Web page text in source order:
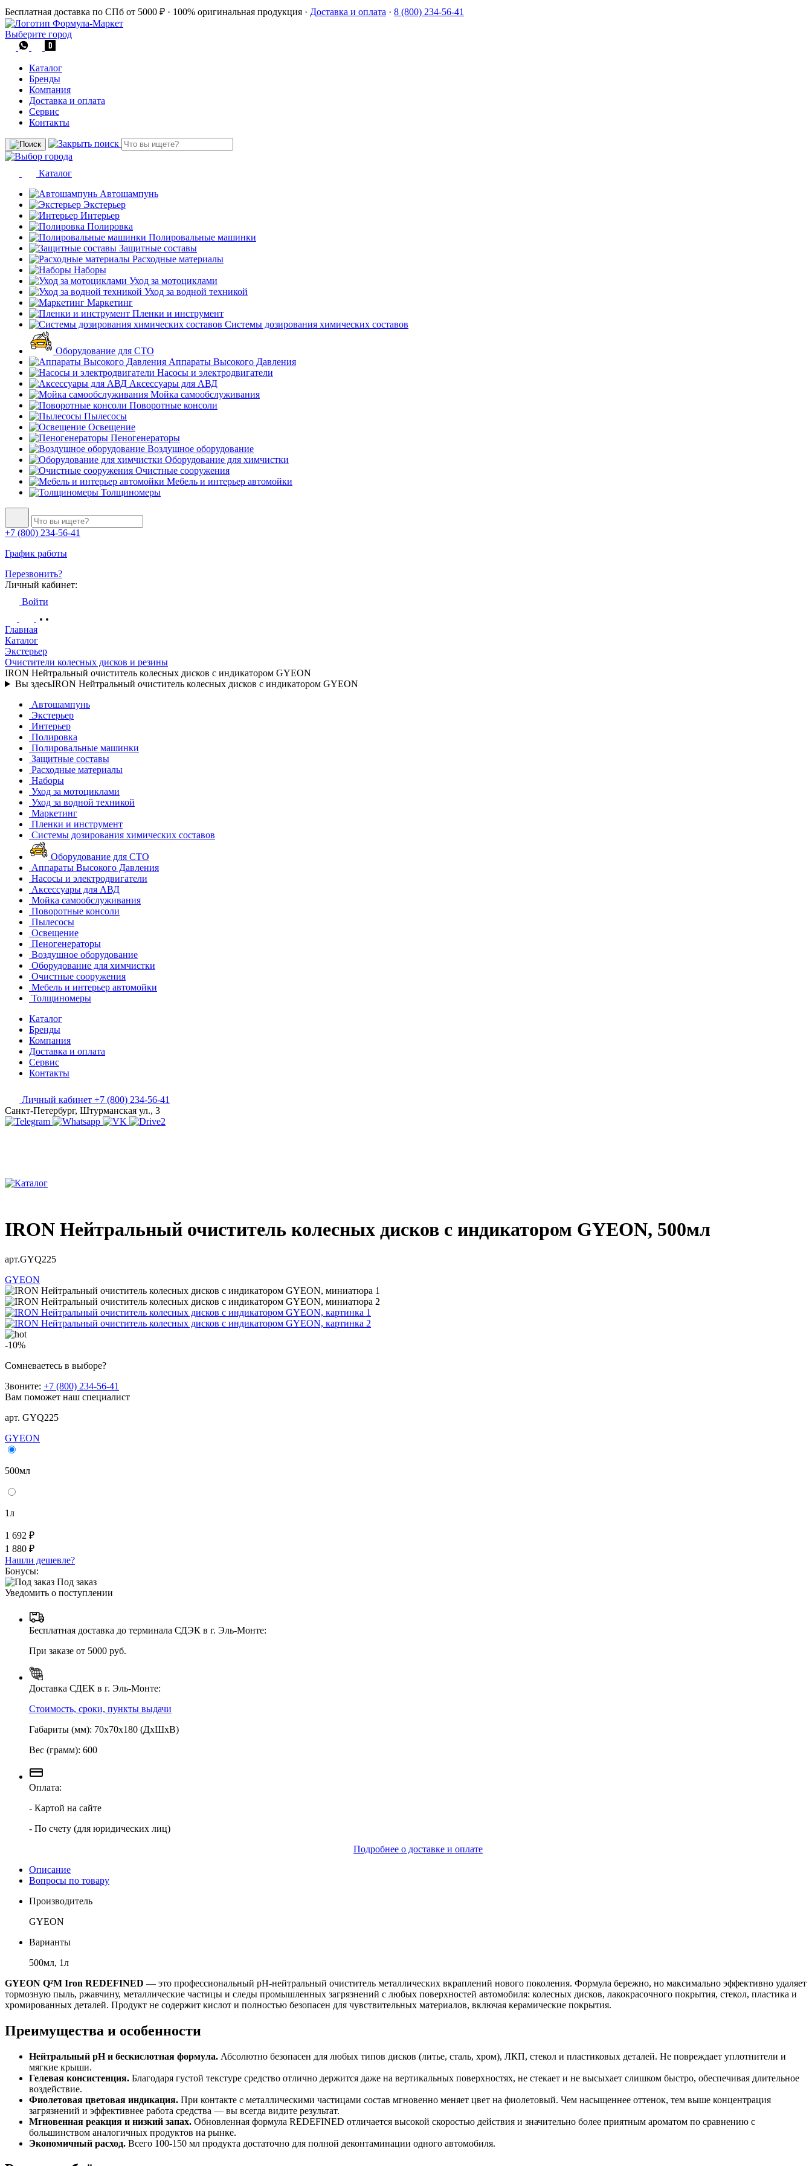
Бесплатная доставка по СПб от 5000 ₽ · 100% оригинальная продукция · Доставка и оплата · 8 (800) 234-56-41
Выберите город
Каталог
Бренды
Компания
Доставка и оплата
Сервис
Контакты
Каталог
Автошампунь
Экстерьер
Интерьер
Полировка
Полировальные машинки
Защитные составы
Расходные материалы
Наборы
Уход за мотоциклами
Уход за водной техникой
Маркетинг
Пленки и инструмент
Системы дозирования химических составов
Оборудование для СТО
Аппараты Высокого Давления
Насосы и электродвигатели
Аксессуары для АВД
Мойка самообслуживания
Поворотные консоли
Пылесосы
Освещение
Пеногенераторы
Воздушное оборудование
Оборудование для химчистки
Очистные сооружения
Мебель и интерьер автомойки
Толщиномеры
+7 (800) 234-56-41
График работы
Перезвонить?
Личный кабинет:
Войти
Главная
Каталог
Экстерьер
Очистители колесных дисков и резины
IRON Нейтральный очиститель колесных дисков с индикатором GYEON
Вы здесьIRON Нейтральный очиститель колесных дисков с индикатором GYEON
Автошампунь
Экстерьер
Интерьер
Полировка
Полировальные машинки
Защитные составы
Расходные материалы
Наборы
Уход за мотоциклами
Уход за водной техникой
Маркетинг
Пленки и инструмент
Системы дозирования химических составов
Оборудование для СТО
Аппараты Высокого Давления
Насосы и электродвигатели
Аксессуары для АВД
Мойка самообслуживания
Поворотные консоли
Пылесосы
Освещение
Пеногенераторы
Воздушное оборудование
Оборудование для химчистки
Очистные сооружения
Мебель и интерьер автомойки
Толщиномеры
Каталог
Бренды
Компания
Доставка и оплата
Сервис
Контакты
Личный кабинет +7 (800) 234-56-41
Санкт-Петербург, Штурманская ул., 3
IRON Нейтральный очиститель колесных дисков с индикатором GYEON, 500мл
арт.GYQ225
GYEON
-10%
Сомневаетесь в выборе?
Звоните: +7 (800) 234-56-41
Вам поможет наш специалист
арт. GYQ225
GYEON
500мл
1л
1 692 ₽
1 880 ₽
Нашли дешевле?
Бонусы:
Под заказ
Уведомить о поступлении
Бесплатная доставка до терминала СДЭК в г. Эль-Монте:
При заказе от 5000 руб.
Доставка СДЕК в г. Эль-Монте:
Стоимость, сроки, пункты выдачи
Габариты (мм): 70х70х180 (ДхШхВ)
Вес (грамм): 600
Оплата:
- Картой на сайте
- По счету (для юридических лиц)
Подробнее о доставке и оплате
Описание
Вопросы по товару
Производитель
GYEON
Варианты
500мл, 1л
GYEON Q²M Iron REDEFINED — это профессиональный pH-нейтральный очиститель металлических вкраплений нового поколения. Формула бережно, но максимально эффективно удаляет
тормозную пыль, ржавчину, металлические частицы и следы промышленных загрязнений с любых поверхностей автомобиля: колесных дисков, лакокрасочного покрытия, стекол, пластика и
хромированных деталей. Продукт не содержит кислот и полностью безопасен для чувствительных материалов, включая керамические покрытия.
Преимущества и особенности
Нейтральный pH и бескислотная формула. Абсолютно безопасен для любых типов дисков (литье, сталь, хром), ЛКП, стекол и пластиковых деталей. Не повреждает уплотнители и
мягкие крыши.
Гелевая консистенция. Благодаря густой текстуре средство отлично держится даже на вертикальных поверхностях, не стекает и не высыхает слишком быстро, обеспечивая длительное
воздействие.
Фиолетовая цветовая индикация. При контакте с металлическими частицами состав мгновенно меняет цвет на фиолетовый. Чем насыщеннее оттенок, тем выше концентрация
загрязнений и эффективнее работа средства — вы всегда видите результат.
Мгновенная реакция и низкий запах. Обновленная формула REDEFINED отличается высокой скоростью действия и значительно более приятным ароматом по сравнению с
большинством аналогичных продуктов на рынке.
Экономичный расход. Всего 100-150 мл продукта достаточно для полной деконтаминации одного автомобиля.